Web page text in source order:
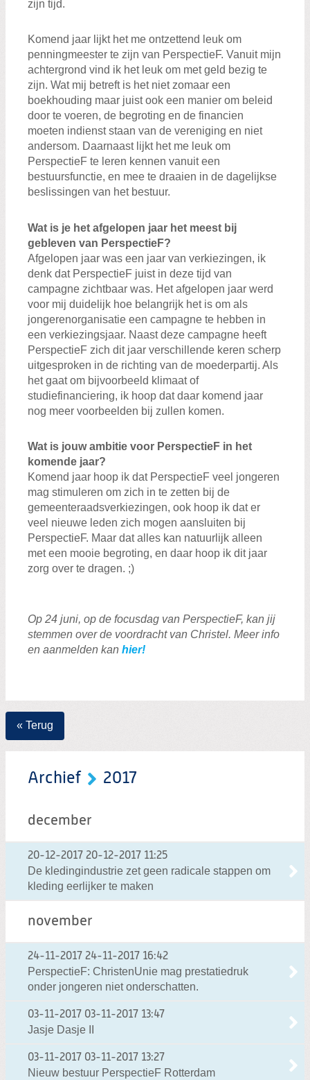
zijn tijd.
Komend jaar lijkt het me ontzettend leuk om
penningmeester te zijn van PerspectieF. Vanuit mijn
achtergrond vind ik het leuk om met geld bezig te
zijn. Wat mij betreft is het niet zomaar een
boekhouding maar juist ook een manier om beleid
door te voeren, de begroting en de financien
moeten indienst staan van de vereniging en niet
andersom. Daarnaast lijkt het me leuk om
PerspectieF te leren kennen vanuit een
bestuursfunctie, en mee te draaien in de dagelijkse
beslissingen van het bestuur.
Wat is je het afgelopen jaar het meest bij
gebleven van PerspectieF?
Afgelopen jaar was een jaar van verkiezingen, ik
denk dat PerspectieF juist in deze tijd van
campagne zichtbaar was. Het afgelopen jaar werd
voor mij duidelijk hoe belangrijk het is om als
jongerenorganisatie een campagne te hebben in
een verkiezingsjaar. Naast deze campagne heeft
PerspectieF zich dit jaar verschillende keren scherp
uitgesproken in de richting van de moederpartij. Als
het gaat om bijvoorbeeld klimaat of
studiefinanciering, ik hoop dat daar komend jaar
nog meer voorbeelden bij zullen komen.
Wat is jouw ambitie voor PerspectieF in het
komende jaar?
Komend jaar hoop ik dat PerspectieF veel jongeren
mag stimuleren om zich in te zetten bij de
gemeenteraadsverkiezingen, ook hoop ik dat er
veel nieuwe leden zich mogen aansluiten bij
PerspectieF. Maar dat alles kan natuurlijk alleen
met een mooie begroting, en daar hoop ik dit jaar
zorg over te dragen. ;)
Op 24 juni, op de focusdag van PerspectieF, kan jij
stemmen over de voordracht van Christel. Meer info
en aanmelden kan hier!
« Terug
Archief 2017
december
20-12-2017 20-12-2017 11:25
De kledingindustrie zet geen radicale stappen om
kleding eerlijker te maken
november
24-11-2017 24-11-2017 16:42
PerspectieF: ChristenUnie mag prestatiedruk
onder jongeren niet onderschatten.
03-11-2017 03-11-2017 13:47
Jasje Dasje II
03-11-2017 03-11-2017 13:27
Nieuw bestuur PerspectieF Rotterdam